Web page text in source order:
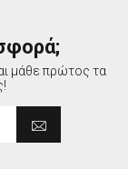
μάθε πρώτος τα